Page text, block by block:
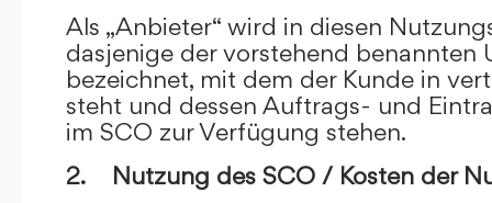
Als „Anbieter“ wird in diesen
dasjenige der vorstehend benannten
bezeichnet, mit dem der Kunde in
steht und dessen Auftrags- und
im SCO zur Verfügung stehen.
2. Nutzung des SCO / Kosten der